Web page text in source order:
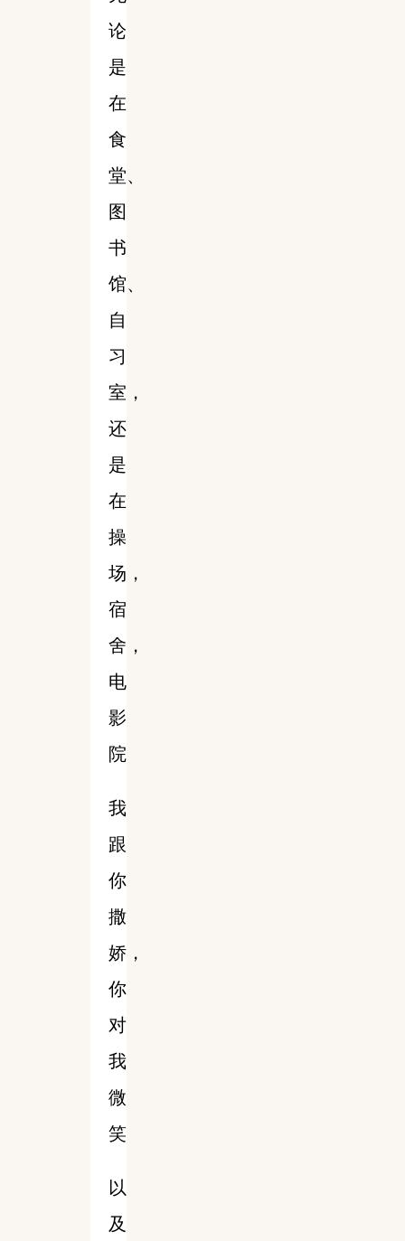
论
是
在
食
堂、
图
书
馆、
自
习
室，
还
是
在
操
场，
宿
舍，
电
影
院
我
跟
你
撒
娇，
你
对
我
微
笑
以
及